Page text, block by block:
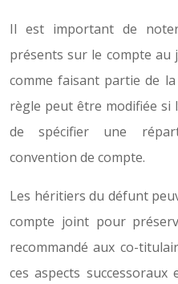
Il est important de
présents sur le compte au
comme faisant partie de
règle peut être modifiée
de spécifier une
convention de compte.
Les héritiers du défunt
compte joint pour
recommandé aux co-
ces aspects